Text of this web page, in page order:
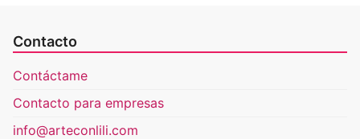
Contacto
Contáctame
Contacto para empresas
info@arteconlili.com